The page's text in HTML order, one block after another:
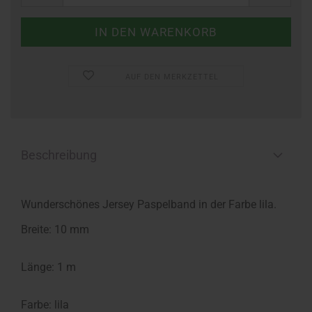
Wunderschönes Jersey Paspelband in der Farbe lila.
Breite: 10 mm
Länge: 1 m
Farbe: lila